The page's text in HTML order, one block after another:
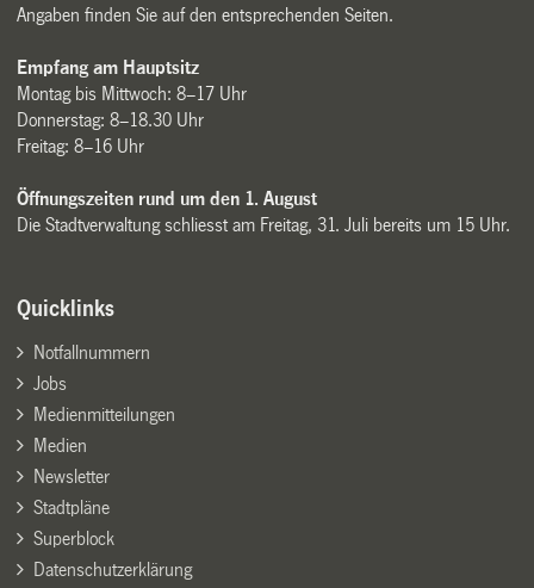
Angaben finden Sie auf den entsprechenden Seiten.
Empfang am Hauptsitz
Montag bis Mittwoch: 8–17 Uhr
Donnerstag: 8–18.30 Uhr
Freitag: 8–16 Uhr
Öffnungszeiten rund um den 1. August
Die Stadtverwaltung schliesst am Freitag, 31. Juli bereits um 15 Uhr.
Quicklinks
Notfallnummern
Jobs
Medienmitteilungen
Medien
Newsletter
Stadtpläne
Superblock
Datenschutzerklärung